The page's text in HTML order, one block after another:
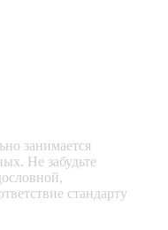
занимается
Не забудьте
стандарту